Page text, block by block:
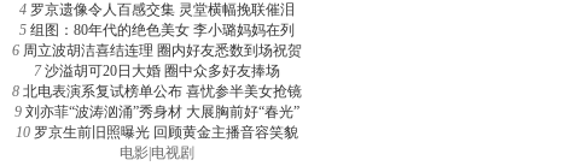
4 罗京遗像令人百感交集 灵堂横幅挽联催泪
5 组图：80年代的绝色美女 李小璐妈妈在列
6 周立波胡洁喜结连理 圈内好友悉数到场祝贺
7 沙溢胡可20日大婚 圈中众多好友捧场
8 北电表演系复试榜单公布 喜忧参半美女抢镜
9 刘亦菲“波涛汹涌”秀身材 大展胸前好“春光”
10 罗京生前旧照曝光 回顾黄金主播音容笑貌
电影 电视剧